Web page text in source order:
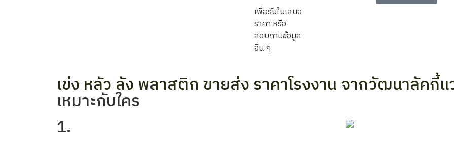
เพื่อรับใบเสนอ
ราคา หรือ
สอบถามข้อมูล
อื่น ๆ
เข่ง หลัว ลัง พลาสติก ขายส่ง ราคาโรงงาน จากวัฒนาลัคกี้แ
เหมาะกับใคร
1.